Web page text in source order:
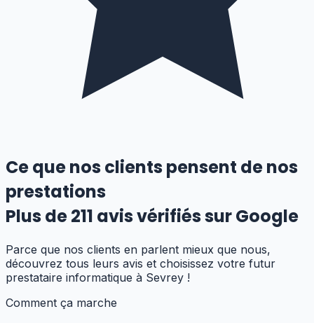
Ce que nos clients pensent de nos
prestations
Plus de211 avis vérifiés sur Google
Parce que nos clients en parlent mieux que nous,
découvrez tous leurs avis et choisissez votre futur
prestataire informatique à Sevrey !
Comment ça marche